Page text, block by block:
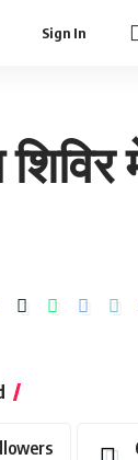
Sign In